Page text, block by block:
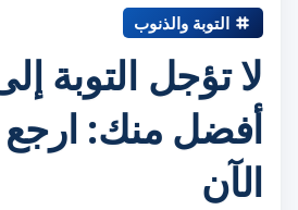
التوبة والذنوب
لا تؤجل التوبة
أفضل منك: ارجع
الآن